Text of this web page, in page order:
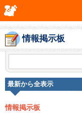
情報掲示板
最新から全表示
情報掲示板